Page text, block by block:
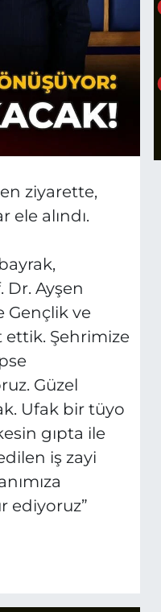
ziyarette,
alındı.
Dr. Ayşen
Gençlik ve
ettik. Şehrimize
Güzel
Ufak bir tüyo
gıpta ile
iş zayi
ediyoruz”